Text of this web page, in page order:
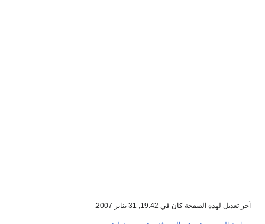
آخر تعديل لهذه الصفحة كان في 19:42, 31 يناير 2007.